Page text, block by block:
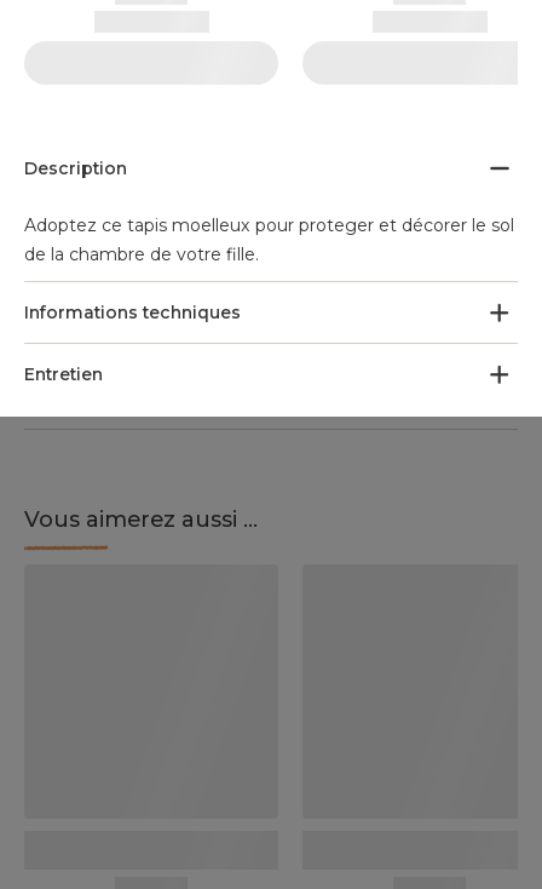
Description
Adoptez ce tapis moelleux pour proteger et décorer le sol
de la chambre de votre fille.
Informations techniques
Entretien
Vous aimerez aussi ...